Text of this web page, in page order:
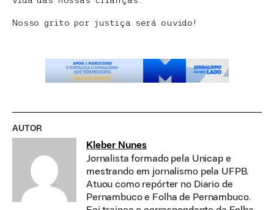
Nosso grito por justiça será ouvido!
AUTOR
Kleber Nunes
Jornalista formado pela Unicap e
mestrando em jornalismo pela UFPB.
Atuou como repórter no Diario de
Pernambuco e Folha de Pernambuco.